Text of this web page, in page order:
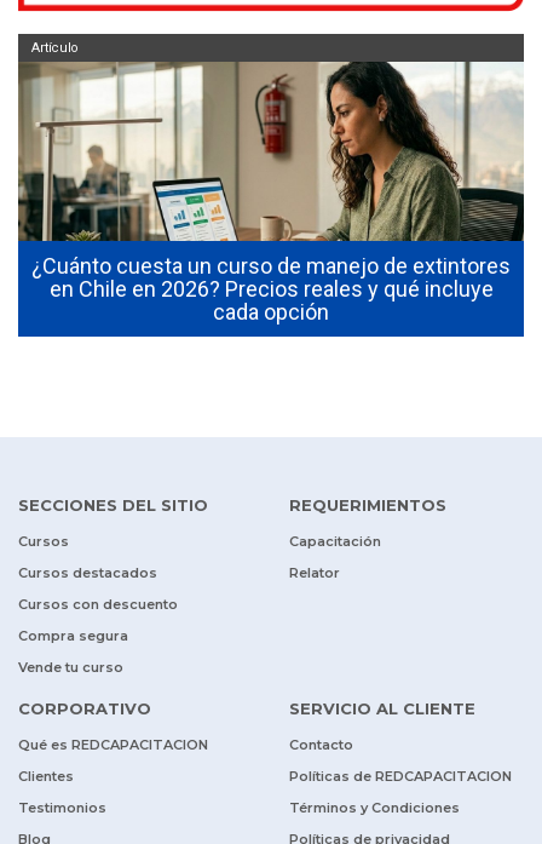
¿Cuánto cuesta un curso de manejo de extintores
en Chile en 2026? Precios reales y qué incluye
cada opción
Artículo
SECCIONES DEL SITIO
Cursos
Cursos destacados
Cursos con descuento
Compra segura
Vende tu curso
REQUERIMIENTOS
Capacitación
Relator
CORPORATIVO
Qué es REDCAPACITACION
Clientes
Testimonios
Blog
SERVICIO AL CLIENTE
Contacto
Políticas de REDCAPACITACION
Términos y Condiciones
Políticas de privacidad